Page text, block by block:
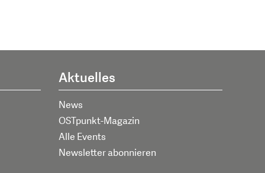
Aktuelles
News
OSTpunkt-Magazin
Alle Events
Newsletter abonnieren